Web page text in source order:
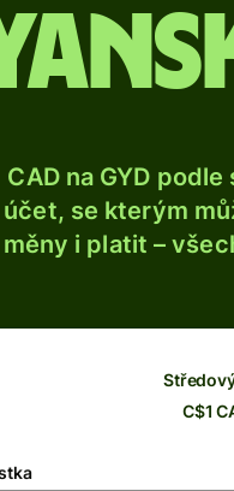
na GYD
se kterým
i platit –
C$1